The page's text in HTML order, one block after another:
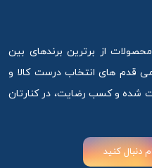
رویوال را انتخاب کنید.
توانید با خیالی راحت
و از آنها استفاده کنید.
محصولات از برترین برندهای بین
قدم های انتخاب درست کالا و
شده و کسب رضایت، در کنارتان
دنبال کنید